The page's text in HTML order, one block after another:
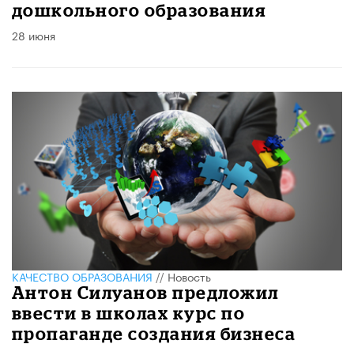
дошкольного образования
28 июня
КАЧЕСТВО ОБРАЗОВАНИЯ//Новость
Антон Силуанов предложил
ввести в школах курс по
пропаганде создания бизнеса